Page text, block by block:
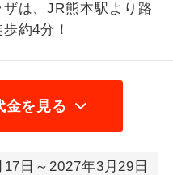
は、JR熊本駅より路
約4分！
金を見る
日～2027年3月29日
発可能な個人型プランで
でも追加料金がかからない